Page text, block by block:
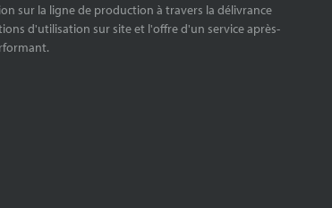
sur la ligne de production à travers la délivrance
d'utilisation sur site et l'offre d'un service après-